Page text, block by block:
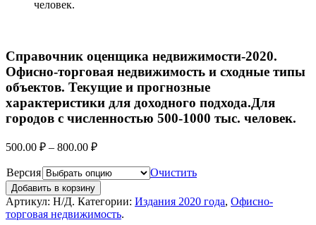
человек.
Справочник оценщика недвижимости-2020.
Офисно-торговая недвижимость и сходные типы
объектов. Текущие и прогнозные
характеристики для доходного подхода.Для
городов с численностью 500-1000 тыс. человек.
500.00 ₽ – 800.00 ₽
Версия Очистить
Добавить в корзину
Артикул: Н/Д. Категории: Издания 2020 года, Офисно-
торговая недвижимость.